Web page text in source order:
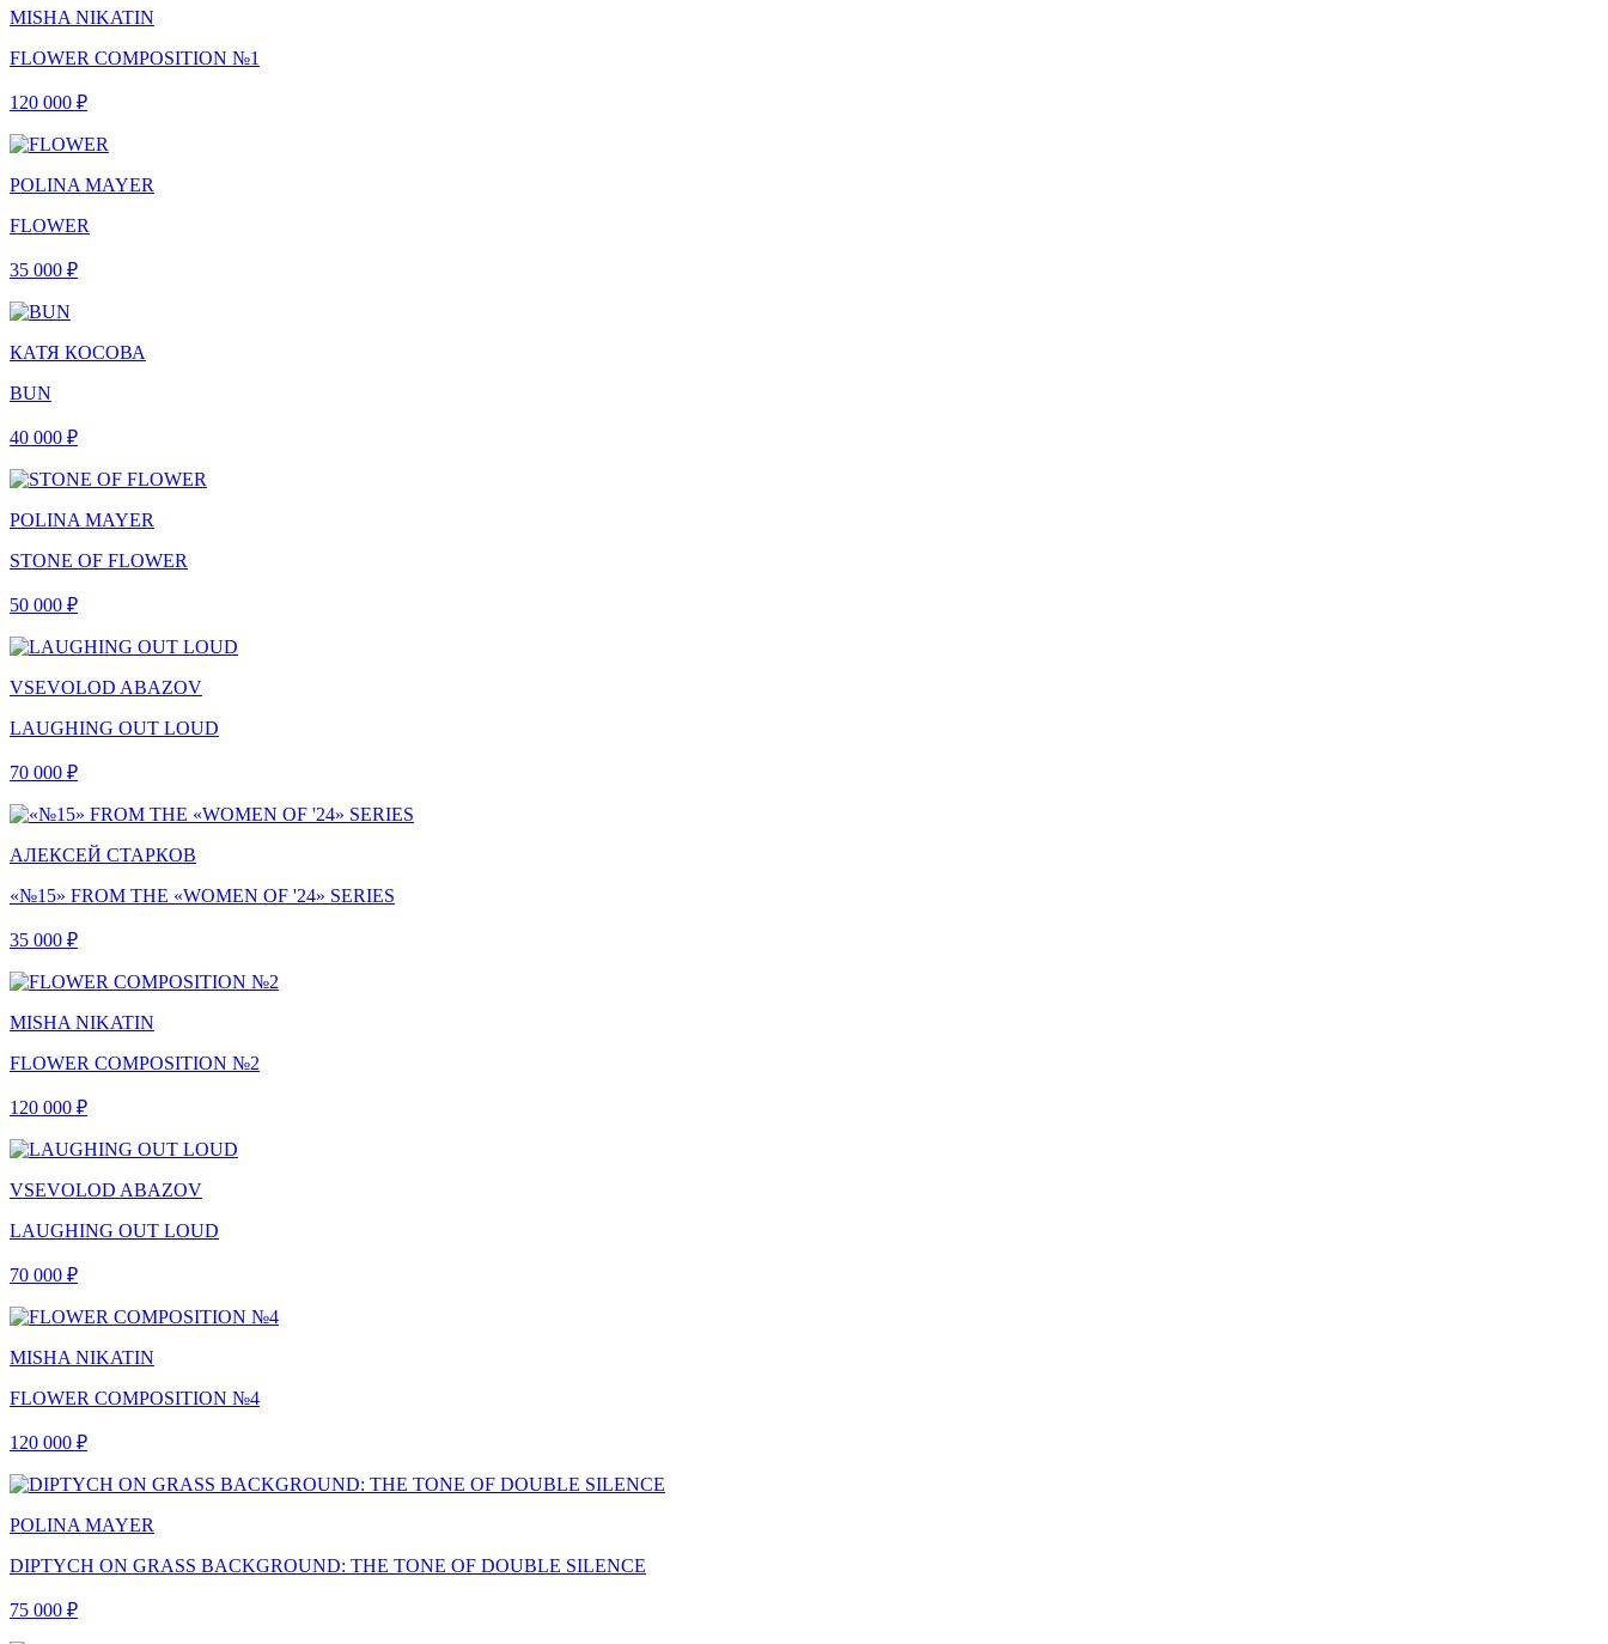
MISHA NIKATIN
FLOWER COMPOSITION №1
120 000 ₽
POLINA MAYER
FLOWER
35 000 ₽
КАТЯ КОСОВА
BUN
40 000 ₽
POLINA MAYER
STONE OF FLOWER
50 000 ₽
VSEVOLOD ABAZOV
LAUGHING OUT LOUD
70 000 ₽
АЛЕКСЕЙ СТАРКОВ
«№15» FROM THE «WOMEN OF '24» SERIES
35 000 ₽
MISHA NIKATIN
FLOWER COMPOSITION №2
120 000 ₽
VSEVOLOD ABAZOV
LAUGHING OUT LOUD
70 000 ₽
MISHA NIKATIN
FLOWER COMPOSITION №4
120 000 ₽
POLINA MAYER
DIPTYCH ON GRASS BACKGROUND: THE TONE OF DOUBLE SILENCE
75 000 ₽